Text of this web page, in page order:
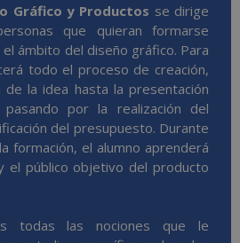
Gráfico y Productos se dirige
que quieran formarse
ámbito del diseño gráfico. Para
todo el proceso de creación,
de la idea hasta la presentación
por la realización del
del presupuesto. Durante
formación, el alumno aprenderá
el público objetivo del producto
todas las nociones que le